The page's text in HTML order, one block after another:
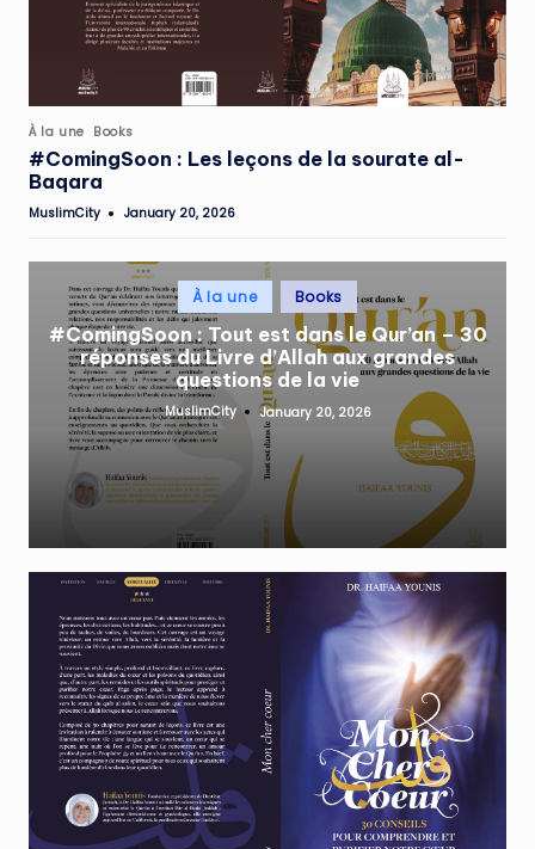
Posted
in
À la une Books
#ComingSoon : Les leçons de la sourate al-
Baqara
Posted
MuslimCity January 20, 2026
Posted
inÀ la une Books
#ComingSoon : Tout est dans le Qur’an – 30
réponses du Livre d’Allah aux grandes
questions de la vie
Posted
by
MuslimCity January 20, 2026